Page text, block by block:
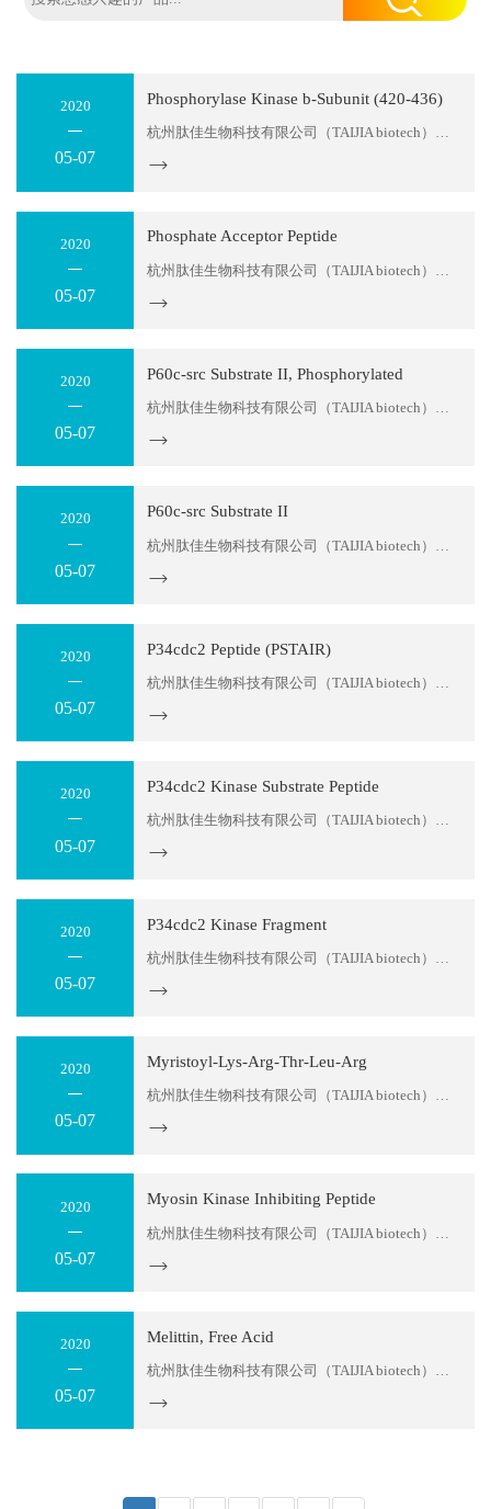
2020
05-07
Phosphorylase Kinase b-Subunit (420-436)
杭州肽佳生物科技有限公司（TAIJIA biotech）位于杭州滨江区天和高科园区。公司主要科研人员拥有十多年的多肽产品研发经验，可以为您提供多肽序列设计服务及各种特殊修饰肽生产。目前，我们可以提供：糖肽、同位素标记肽、大环螯合肽、MAPS复合抗原肽，应用于各类科学研究；各种荧光标记多肽，应用...
2020
05-07
Phosphate Acceptor Peptide
2020
05-07
P60c-src Substrate II, Phosphorylated
杭州肽佳生物科技有限公司（TAIJIA biotech）位于杭州滨江区天和高科园区。公司主要科研人员拥有十多年的多肽产品研发经验，可以为您提供多肽序列设计服务及各种特殊修饰肽生产。目前，我们可以提供：糖肽、同位素标记肽、大环螯合肽、MAPS复合抗原肽，应用于各类科学研究；各种荧光标记多肽，应用...
2020
05-07
P60c-src Substrate II
2020
05-07
P34cdc2 Peptide (PSTAIR)
杭州肽佳生物科技有限公司（TAIJIA biotech）位于杭州滨江区天和高科园区。公司主要科研人员拥有十多年的多肽产品研发经验，可以为您提供多肽序列设计服务及各种特殊修饰肽生产。目前，我们可以提供：糖肽、同位素标记肽、大环螯合肽、MAPS复合抗原肽，应用于各类科学研究；各种荧光标记多肽，应用...
2020
05-07
P34cdc2 Kinase Substrate Peptide
杭州肽佳生物科技有限公司（TAIJIA biotech）位于杭州滨江区天和高科园区。公司主要科研人员拥有十多年的多肽产品研发经验，可以为您提供多肽序列设计服务及各种特殊修饰肽生产。目前，我们可以提供：糖肽、同位素标记肽、大环螯合肽、MAPS复合抗原肽，应用于各类科学研究；各种荧光标记多肽，应用...
2020
05-07
P34cdc2 Kinase Fragment
2020
05-07
Myristoyl-Lys-Arg-Thr-Leu-Arg
杭州肽佳生物科技有限公司（TAIJIA biotech）位于杭州滨江区天和高科园区。公司主要科研人员拥有十多年的多肽产品研发经验，可以为您提供多肽序列设计服务及各种特殊修饰肽生产。目前，我们可以提供：糖肽、同位素标记肽、大环螯合肽、MAPS复合抗原肽，应用于各类科学研究；各种荧光标记多肽，应用...
2020
05-07
Myosin Kinase Inhibiting Peptide
2020
05-07
Melittin, Free Acid
杭州肽佳生物科技有限公司（TAIJIA biotech）位于杭州滨江区天和高科园区。公司主要科研人员拥有十多年的多肽产品研发经验，可以为您提供多肽序列设计服务及各种特殊修饰肽生产。目前，我们可以提供：糖肽、同位素标记肽、大环螯合肽、MAPS复合抗原肽，应用于各类科学研究；各种荧光标记多肽，应用...